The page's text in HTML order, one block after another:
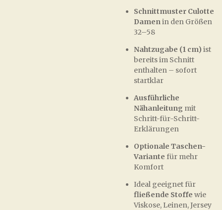
Schnittmuster Culotte
Damenin den Größen
32–58
Nahtzugabe (1 cm) ist
bereits im Schnitt
enthalten – sofort
startklar
Ausführliche
Nähanleitung mit
Schritt-für-Schritt-
Erklärungen
Optionale Taschen-
Variante für mehr
Komfort
Ideal geeignet für
fließende Stoffe wie
Viskose, Leinen, Jersey